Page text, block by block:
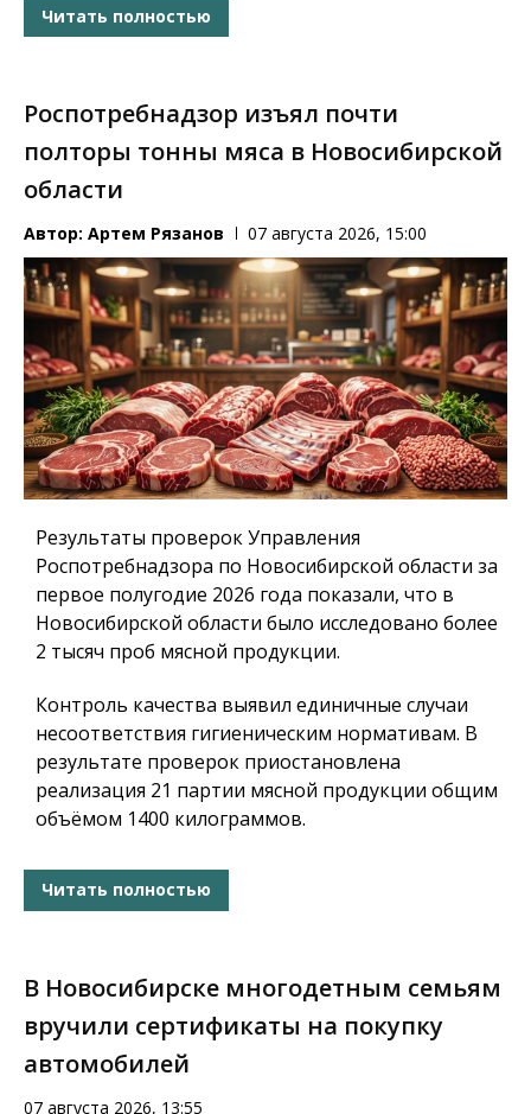
Читать полностью
Роспотребнадзор изъял почти
полторы тонны мяса в Новосибирской
области
Автор: Артем Рязанов 07 августа 2026, 15:00
Результаты проверок Управления
Роспотребнадзора по Новосибирской области за
первое полугодие 2026 года показали, что в
Новосибирской области было исследовано более
2 тысяч проб мясной продукции.
Контроль качества выявил единичные случаи
несоответствия гигиеническим нормативам. В
результате проверок приостановлена
реализация 21 партии мясной продукции общим
объёмом 1400 килограммов.
Читать полностью
В Новосибирске многодетным семьям
вручили сертификаты на покупку
автомобилей
07 августа 2026, 13:55